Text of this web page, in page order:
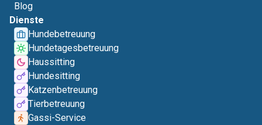
Blog
Dienste
Hundebetreuung
Hundetagesbetreuung
Haussitting
Hundesitting
Katzenbetreuung
Tierbetreuung
Gassi-Service